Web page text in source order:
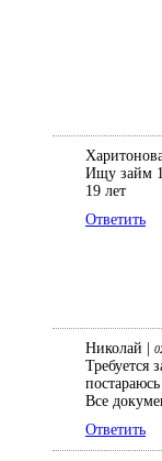
Ищу займ
19 лет
Ответить
Николай |
Требуется
Все
Ответить